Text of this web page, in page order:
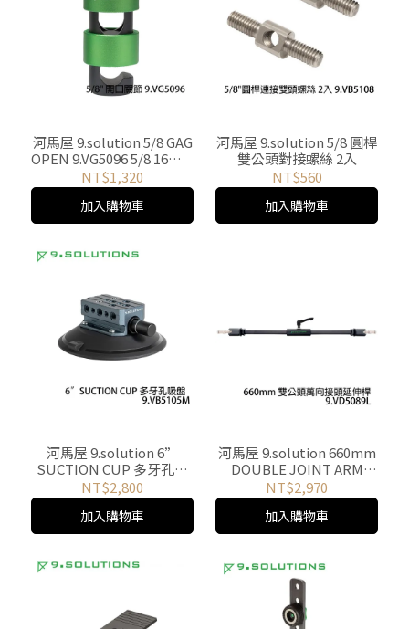
河馬屋 9.solution 5/8 GAG
OPEN 9.VG5096 5/8 16mm
開口固定夾座關節
NT$1,320
加入購物車
河馬屋 9.solution 5/8 圓桿
雙公頭對接螺絲 2入
NT$560
加入購物車
河馬屋 9.solution 6”
SUCTION CUP 多牙孔吸
盤 _x0003_9.VB5105M
NT$2,800
加入購物車
河馬屋 9.solution 660mm
DOUBLE JOINT ARM
TINY 9.VD5089L 雙公頭萬
向接頭延伸桿
NT$2,970
加入購物車